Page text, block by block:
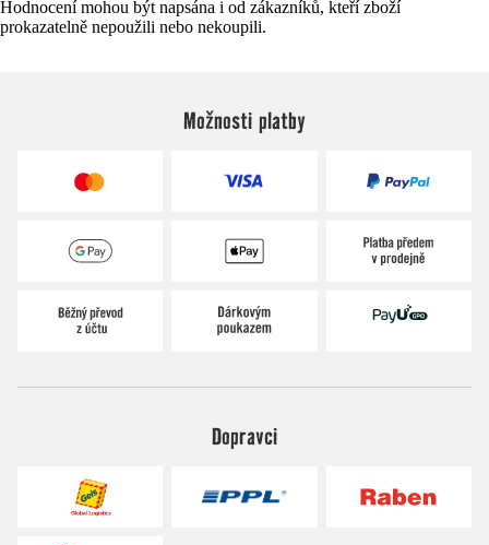
Hodnocení mohou být napsána i od zákazníků, kteří zboží
prokazatelně nepoužili nebo nekoupili.
Možnosti platby
Dopravci